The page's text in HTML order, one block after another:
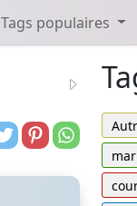
Tags populaires